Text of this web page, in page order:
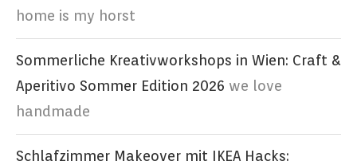
home is my horst
Sommerliche Kreativworkshops in Wien: Craft &
Aperitivo Sommer Edition 2026 we love
handmade
Schlafzimmer Makeover mit IKEA Hacks: